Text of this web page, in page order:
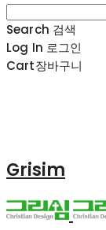
Search 검색
Log In 로그인
Cart장바구니
Grisim